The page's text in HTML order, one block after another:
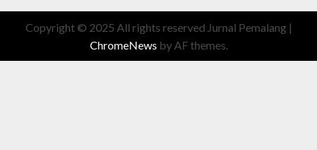
Copyright © 2025 All rights reserved Jurnal Pemalang |
ChromeNews by AF themes.